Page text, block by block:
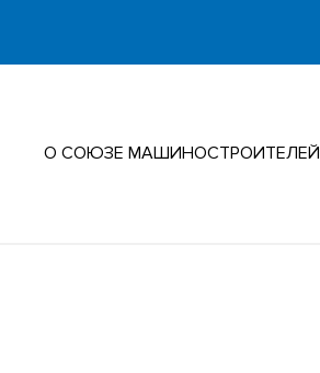
О СОЮЗЕ МАШИНОСТРОИТЕЛЕЙ